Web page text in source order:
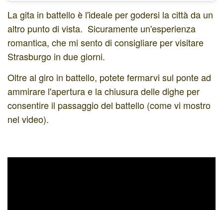
La gita in battello è l'ideale per godersi la città da un
altro punto di vista. Sicuramente un'esperienza
romantica, che mi sento di consigliare per visitare
Strasburgo in due giorni.
Oltre al giro in battello, potete fermarvi sul ponte ad
ammirare l'apertura e la chiusura delle dighe per
consentire il passaggio del battello (come vi mostro
nel video).